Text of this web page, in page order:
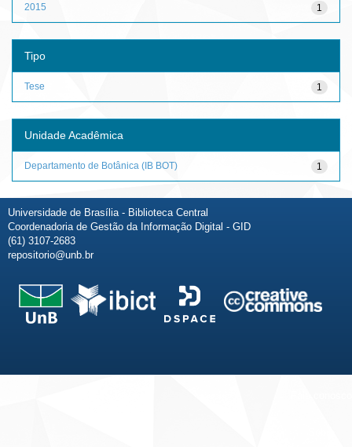
1
2015
Tipo
1
Tese
Unidade Acadêmica
1
Departamento de Botânica (IB BOT)
Universidade de Brasília - Biblioteca Central
Coordenadoria de Gestão da Informação Digital - GID
(61) 3107-2683
repositorio@unb.br